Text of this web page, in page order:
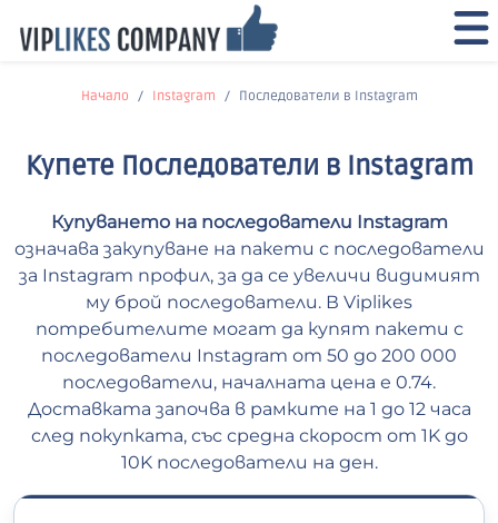
Начало Instagram Последователи в Instagram
Купете Последователи в Instagram
Купуването на последователи Instagram
означава закупуване на пакети с последователи
за Instagram профил, за да се увеличи видимият
му брой последователи. В Viplikes
потребителите могат да купят пакети с
последователи Instagram от 50 до 200 000
последователи, началната цена е 0.74.
Доставката започва в рамките на 1 до 12 часа
след покупката, със средна скорост от 1K до
10K последователи на ден.